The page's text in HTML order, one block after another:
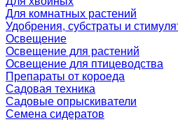
Для комнатных растений
Удобрения, субстраты и
Освещение
Освещение для растений
Освещение для птицеводства
Препараты от короеда
Садовая техника
Садовые опрыскиватели
Семена сидератов